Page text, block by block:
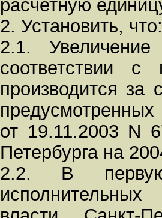
расчетную
2. Установить, что:
2.1.
соответствии с
производится за
от 19.11.2003 N
Петербурга на
2.2. В первую
исполнительных